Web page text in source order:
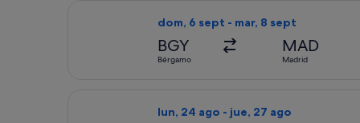
dom, 6 sept - mar, 8 sept
BGY
Bérgamo
MAD
Madrid
lun, 24 ago - jue, 27 ago